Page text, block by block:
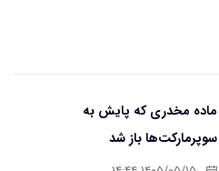
ماده مخدری که پایش به
سوپرمارکت‌ها باز شد